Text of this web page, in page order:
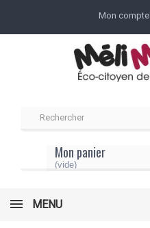
Mon compte
Mon panier
(vide)
MENU